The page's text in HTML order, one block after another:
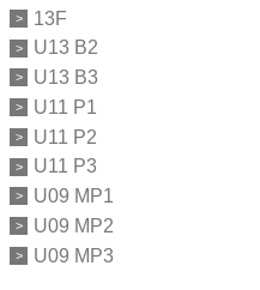
13F
U13 B2
U13 B3
U11 P1
U11 P2
U11 P3
U09 MP1
U09 MP2
U09 MP3